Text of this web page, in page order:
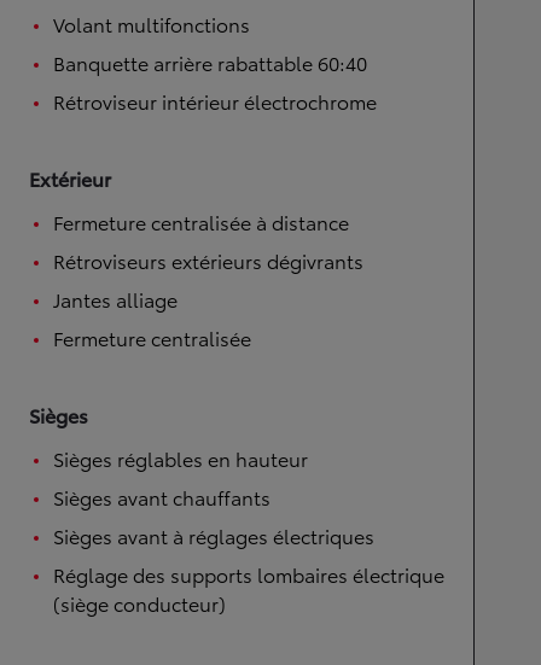
Volant multifonctions
Banquette arrière rabattable 60:40
Rétroviseur intérieur électrochrome
Extérieur
Fermeture centralisée à distance
Rétroviseurs extérieurs dégivrants
Jantes alliage
Fermeture centralisée
Sièges
Sièges réglables en hauteur
Sièges avant chauffants
Sièges avant à réglages électriques
Réglage des supports lombaires électrique
(siège conducteur)